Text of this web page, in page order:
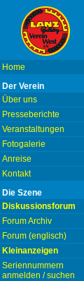
Home
Der Verein
Über uns
Presseberichte
Veranstaltungen
Fotogalerie
Anreise
Kontakt
Die Szene
Diskussionsforum
Forum Archiv
Forum (englisch)
Kleinanzeigen
Seriennummern
anmelden / suchen